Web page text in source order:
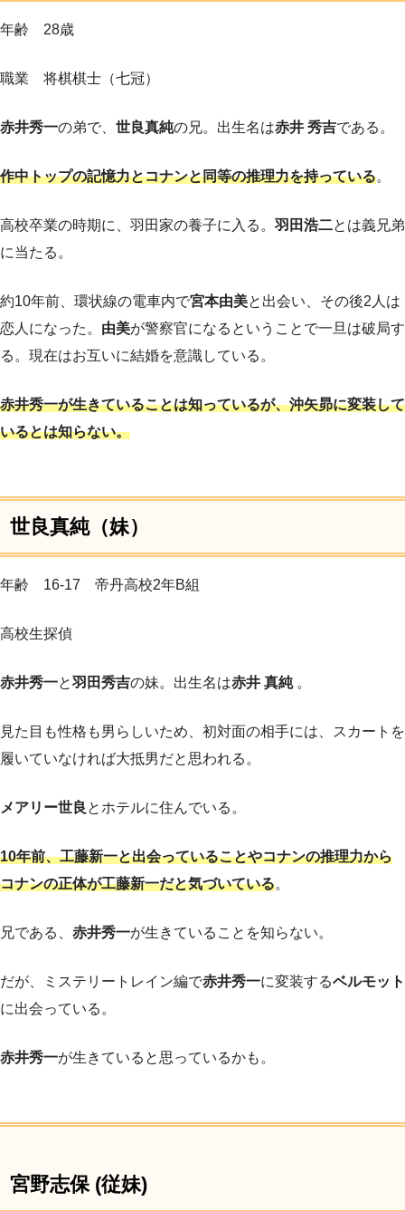
年齢 28歳
職業 将棋棋士（七冠）
赤井秀一の弟で、 世良真純の兄。出生名は赤井 秀吉である。
作中トップの記憶力とコナンと同等の推理力を持っている。
高校卒業の時期に、羽田家の養子に入る。 羽田浩二とは義兄弟
に当たる。
約10年前、環状線の電車内で宮本由美と出会い、その後2人は
恋人になった。 由美が警察官になるということで一旦は破局す
る。現在はお互いに結婚を意識している。
赤井秀一が生きていることは知っているが、沖矢昴に変装して
いるとは知らない。
世良真純（妹）
年齢 16-17 帝丹高校2年B組
高校生探偵
赤井秀一と羽田秀吉の妹。出生名は赤井 真純。
見た目も性格も男らしいため、初対面の相手には、スカートを
履いていなければ大抵男だと思われる。
メアリー世良 とホテルに住んでいる。
10年前、工藤新一と出会っていることやコナンの推理力から
コナンの正体が工藤新一だと気づいている。
兄である、 赤井秀一が生きていることを知らない。
だが、ミステリートレイン編で赤井秀一に変装するベルモット
に出会っている。
赤井秀一が生きていると思っているかも。
宮野志保 (従妹)